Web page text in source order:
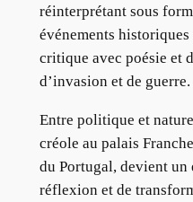
réinterprétant sous
événements
critique avec poésie et
d’invasion et de guerre.
Entre politique et
créole au palais
du Portugal, devient un
réflexion et de